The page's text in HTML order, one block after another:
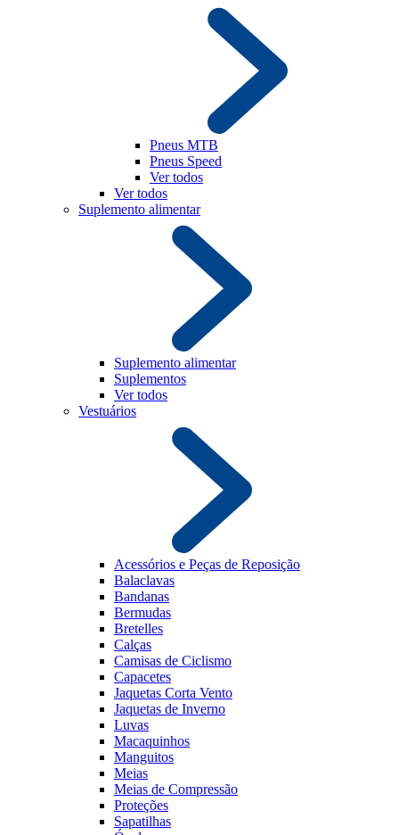
Pneus MTB
Pneus Speed
Ver todos
Ver todos
Suplemento alimentar
Suplemento alimentar
Suplementos
Ver todos
Vestuários
Acessórios e Peças de Reposição
Balaclavas
Bandanas
Bermudas
Bretelles
Calças
Camisas de Ciclismo
Capacetes
Jaquetas Corta Vento
Jaquetas de Inverno
Luvas
Macaquinhos
Manguitos
Meias
Meias de Compressão
Proteções
Sapatilhas